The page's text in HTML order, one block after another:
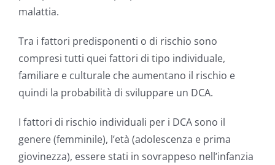
malattia.
Tra i fattori predisponenti o di rischio sono
compresi tutti quei fattori di tipo individuale,
familiare e culturale che aumentano il rischio e
quindi la probabilità di sviluppare un DCA.
I fattori di rischio individuali per i DCA sono il
genere (femminile), l’età (adolescenza e prima
giovinezza), essere stati in sovrappeso nell’infanzia